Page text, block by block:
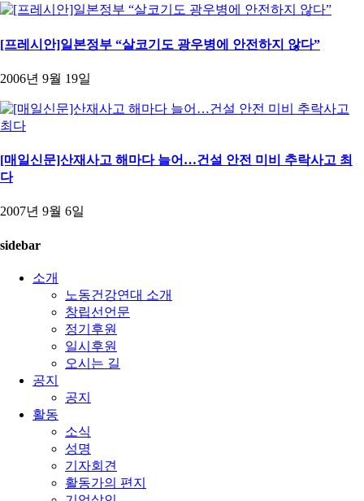
[프레시안]일본정부 “살코기도 광우병에 안전하지 않다”
2006년 9월 19일
[매일신문]산재사고 해마다 늘어…건설 안전 미비 추락사고 최
다
2007년 9월 6일
sidebar
소개
노동건강연대 소개
창립선언문
정기후원
일시후원
오시는 길
공지
공지
활동
소식
성명
기자회견
활동가의 편지